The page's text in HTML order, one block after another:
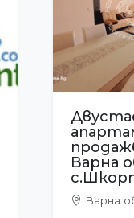
Варна
к.к.
Пясъци